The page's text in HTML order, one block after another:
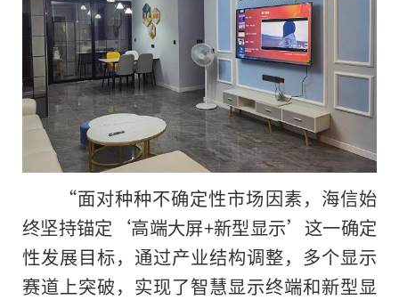
“面对种种不确定性市场因素，海信始
终坚持锚定‘高端大屏+新型显示’这一确定
性发展目标，通过产业结构调整，多个显示
赛道上突破，实现了智慧显示终端和新型显